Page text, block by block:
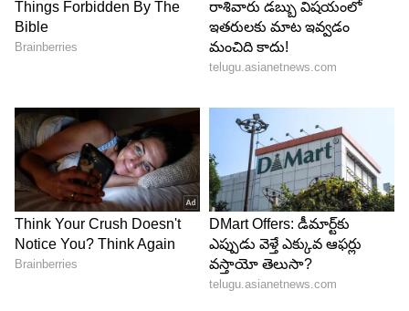
Image Credit :Our Own
మినిమం బ్యాలెన్స్ ను నిర్వహించే పద్ధతులు
కనిష్ట నిల్వను రెండు మార్గాలలో ఏదో ఒక దానిలో
నిర్వహించాలి. మొదటి పద్ధతి ప్రకారం, ఖాతాలో రోజువారీ
ప్రాతిపదికన ఒక నిర్దిష్ట మొత్తం ఉండాలి. రెండవ పద్ధతి
మొత్తం నెలకు 'నెలవారీ సగటు నిల్వ' (Monthly Average
Balance - MAB)ను పరిగణనలోకి తీసుకుంటుంది.
5